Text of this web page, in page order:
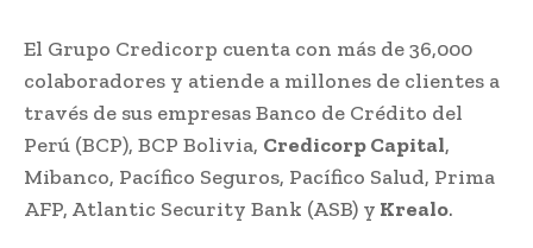
El Grupo Credicorp cuenta con más de 36,000
colaboradores y atiende a millones de clientes a
través de sus empresas Banco de Crédito del
Perú (BCP), BCP Bolivia, Credicorp Capital,
Mibanco, Pacífico Seguros, Pacífico Salud, Prima
AFP, Atlantic Security Bank (ASB) y Krealo.